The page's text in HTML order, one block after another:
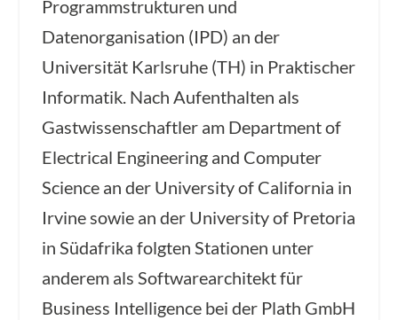
Programmstrukturen und
Datenorganisation (IPD) an der
Universität Karlsruhe (TH) in Praktischer
Informatik. Nach Aufenthalten als
Gastwissenschaftler am Department of
Electrical Engineering and Computer
Science an der University of California in
Irvine sowie an der University of Pretoria
in Südafrika folgten Stationen unter
anderem als Softwarearchitekt für
Business Intelligence bei der Plath GmbH